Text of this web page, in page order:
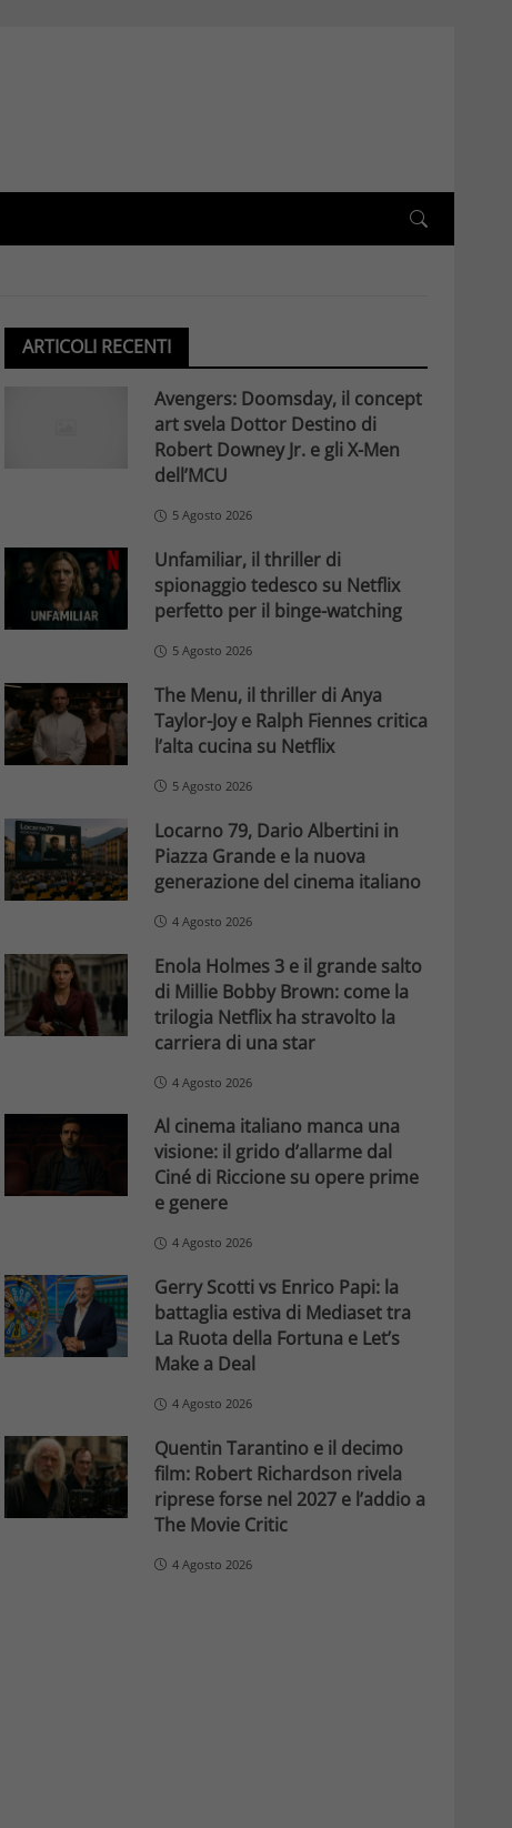
ARTICOLI RECENTI
Avengers: Doomsday, il concept
art svela Dottor Destino di
Robert Downey Jr. e gli X-Men
dell’MCU
5 Agosto 2026
Unfamiliar, il thriller di
spionaggio tedesco su Netflix
perfetto per il binge-watching
5 Agosto 2026
The Menu, il thriller di Anya
Taylor-Joy e Ralph Fiennes critica
l’alta cucina su Netflix
5 Agosto 2026
Locarno 79, Dario Albertini in
Piazza Grande e la nuova
generazione del cinema italiano
4 Agosto 2026
Enola Holmes 3 e il grande salto
di Millie Bobby Brown: come la
trilogia Netflix ha stravolto la
carriera di una star
4 Agosto 2026
Al cinema italiano manca una
visione: il grido d’allarme dal
Ciné di Riccione su opere prime
e genere
4 Agosto 2026
Gerry Scotti vs Enrico Papi: la
battaglia estiva di Mediaset tra
La Ruota della Fortuna e Let’s
Make a Deal
4 Agosto 2026
Quentin Tarantino e il decimo
film: Robert Richardson rivela
riprese forse nel 2027 e l’addio a
The Movie Critic
4 Agosto 2026